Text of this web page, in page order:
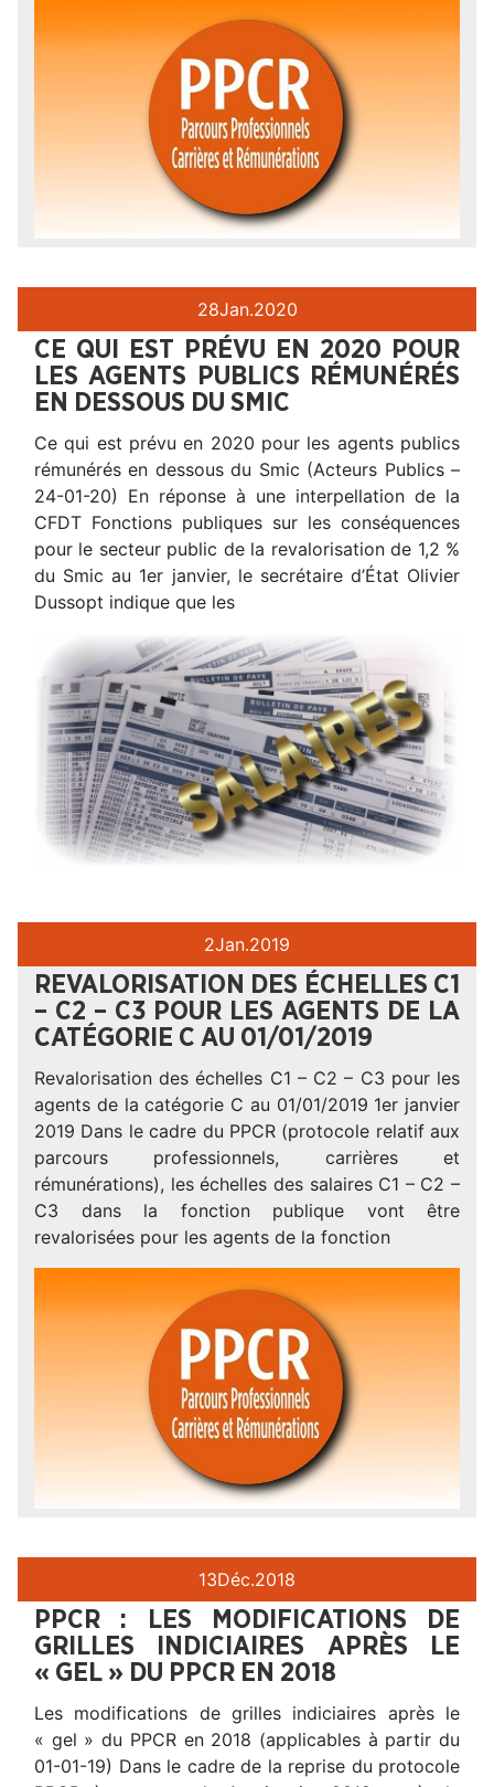
28Jan.2020
CE QUI EST PRÉVU EN 2020 POUR
LES AGENTS PUBLICS RÉMUNÉRÉS
EN DESSOUS DU SMIC
Ce qui est prévu en 2020 pour les agents publics
rémunérés en dessous du Smic (Acteurs Publics –
24-01-20) En réponse à une interpellation de la
CFDT Fonctions publiques sur les conséquences
pour le secteur public de la revalorisation de 1,2 %
du Smic au 1er janvier, le secrétaire d’État Olivier
Dussopt indique que les
2Jan.2019
REVALORISATION DES ÉCHELLES C1
– C2 – C3 POUR LES AGENTS DE LA
CATÉGORIE C AU 01/01/2019
Revalorisation des échelles C1 – C2 – C3 pour les
agents de la catégorie C au 01/01/2019 1er janvier
2019 Dans le cadre du PPCR (protocole relatif aux
parcours professionnels, carrières et
rémunérations), les échelles des salaires C1 – C2 –
C3 dans la fonction publique vont être
revalorisées pour les agents de la fonction
13Déc.2018
PPCR : LES MODIFICATIONS DE
GRILLES INDICIAIRES APRÈS LE
« GEL » DU PPCR EN 2018
Les modifications de grilles indiciaires après le
« gel » du PPCR en 2018 (applicables à partir du
01-01-19) Dans le cadre de la reprise du protocole